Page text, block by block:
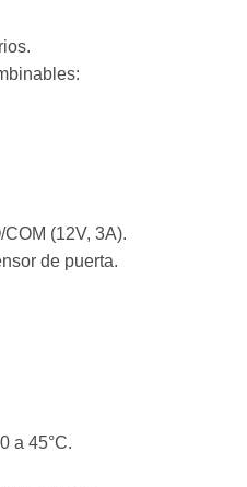
(12V, 3A).
de puerta.
a 45°C.